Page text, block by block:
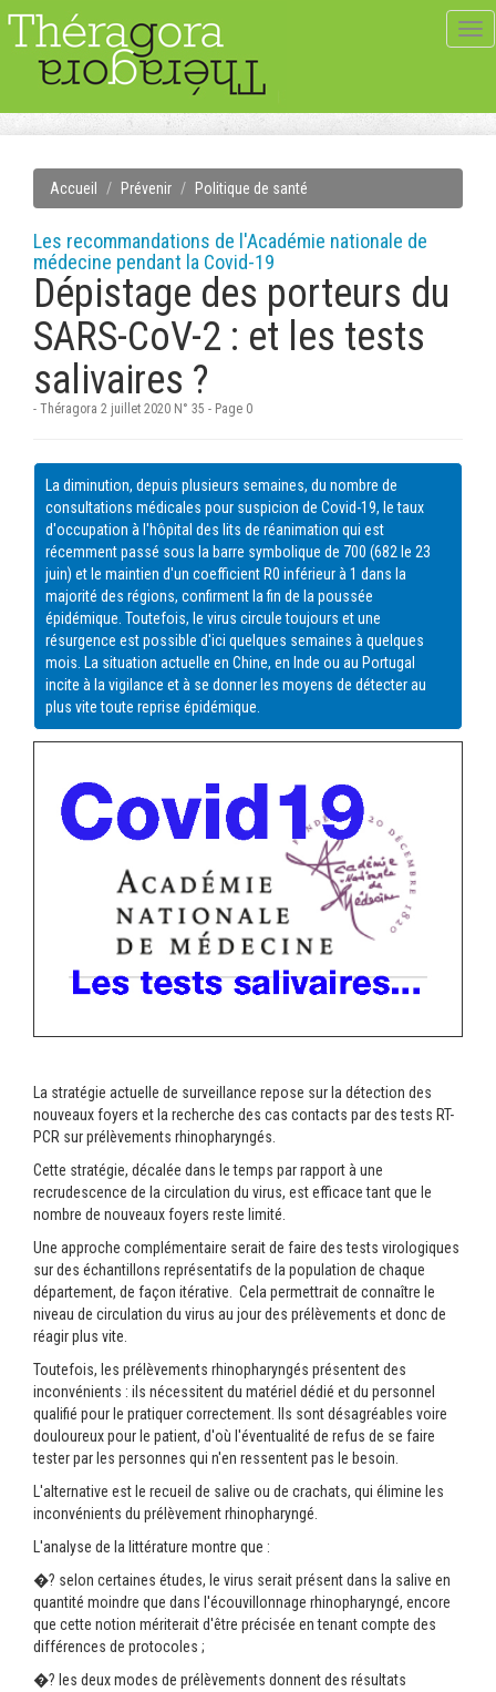
Accueil Prévenir Politique de santé
Les recommandations de l'Académie nationale de
médecine pendant la Covid-19
Dépistage des porteurs du
SARS-CoV-2 : et les tests
salivaires ?
- Théragora 2 juillet 2020 N° 35 - Page 0
La diminution, depuis plusieurs semaines, du nombre de
consultations médicales pour suspicion de Covid-19, le taux
d'occupation à l'hôpital des lits de réanimation qui est
récemment passé sous la barre symbolique de 700 (682 le 23
juin) et le maintien d'un coefficient R0 inférieur à 1 dans la
majorité des régions, confirment la fin de la poussée
épidémique. Toutefois, le virus circule toujours et une
résurgence est possible d'ici quelques semaines à quelques
mois. La situation actuelle en Chine, en Inde ou au Portugal
incite à la vigilance et à se donner les moyens de détecter au
plus vite toute reprise épidémique.
La stratégie actuelle de surveillance repose sur la détection des
nouveaux foyers et la recherche des cas contacts par des tests RT-
PCR sur prélèvements rhinopharyngés.
Cette stratégie, décalée dans le temps par rapport à une
recrudescence de la circulation du virus, est efficace tant que le
nombre de nouveaux foyers reste limité.
Une approche complémentaire serait de faire des tests virologiques
sur des échantillons représentatifs de la population de chaque
département, de façon itérative. Cela permettrait de connaître le
niveau de circulation du virus au jour des prélèvements et donc de
réagir plus vite.
Toutefois, les prélèvements rhinopharyngés présentent des
inconvénients : ils nécessitent du matériel dédié et du personnel
qualifié pour le pratiquer correctement. Ils sont désagréables voire
douloureux pour le patient, d'où l'éventualité de refus de se faire
tester par les personnes qui n'en ressentent pas le besoin.
L'alternative est le recueil de salive ou de crachats, qui élimine les
inconvénients du prélèvement rhinopharyngé.
L'analyse de la littérature montre que :
�? selon certaines études, le virus serait présent dans la salive en
quantité moindre que dans l'écouvillonnage rhinopharyngé, encore
que cette notion mériterait d'être précisée en tenant compte des
différences de protocoles ;
�? les deux modes de prélèvements donnent des résultats